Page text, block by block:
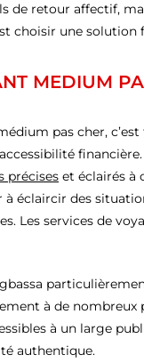
de retour affectif,
choisir une
MEDIUM
pas cher,
précises et éclairés à
à éclaircir des
Les services de
à de
à un large
authentique.